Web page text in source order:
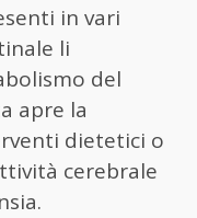
in vari
li
del
apre la
dietetici o
cerebrale